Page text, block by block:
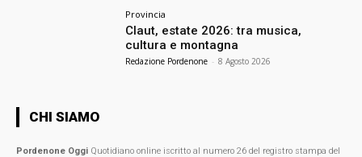
Provincia
Claut, estate 2026: tra musica,
cultura e montagna
Redazione Pordenone - 8 Agosto 2026
CHI SIAMO
Pordenone Oggi Quotidiano online iscritto al numero 26 del registro stampa del